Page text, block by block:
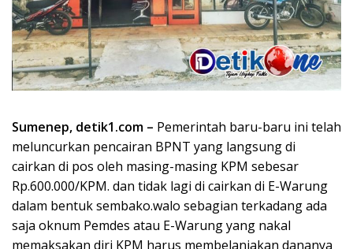
Sumenep, detik1.com – Pemerintah baru-baru ini telah
meluncurkan pencairan BPNT yang langsung di
cairkan di pos oleh masing-masing KPM sebesar
Rp.600.000/KPM. dan tidak lagi di cairkan di E-Warung
dalam bentuk sembako.walo sebagian terkadang ada
saja oknum Pemdes atau E-Warung yang nakal
memaksakan diri KPM harus membelanjakan dananya